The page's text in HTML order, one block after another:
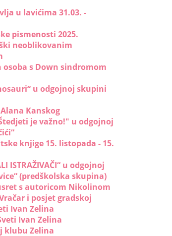
u lavićima 31.03. -
pismenosti 2025.
neoblikovanim
osoba s Down sindromom
u odgojnoj skupini
Kanskog
je važno!" u odgojnoj
knjige 15. listopada - 15.
ISTRAŽIVAČI“ u odgojnoj
(predškolska skupina)
s autoricom Nikolinom
i posjet gradskoj
Ivan Zelina
Ivan Zelina
klubu Zelina